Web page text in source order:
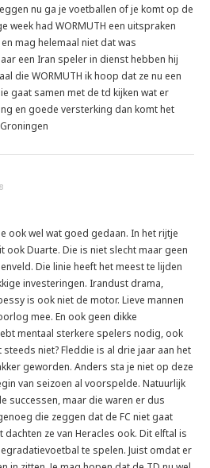
nu ga je voetballen of je komt op de
week had WORMUTH een uitspraken
mag helemaal niet dat was
een Iran speler in dienst hebben hij
die WORMUTH ik hoop dat ze nu een
gaat samen met de td kijken wat er
en goede versterking dan komt het
ook wel wat goed gedaan. In het rijtje
ook Duarte. Die is niet slecht maar geen
Die linie heeft het meest te lijden
investeringen. Irandust drama,
is ook niet de motor. Lieve mannen
mee. En ook geen dikke
mentaal sterkere spelers nodig, ook
steeds niet? Fleddie is al drie jaar aan het
geworden. Anders sta je niet op deze
van seizoen al voorspelde. Natuurlijk
successen, maar die waren er dus
die zeggen dat de FC niet gaat
ze van Heracles ook. Dit elftal is
te spelen. Juist omdat er